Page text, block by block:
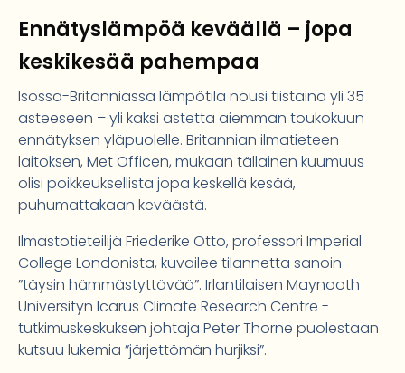
Ennätyslämpöä keväällä – jopa
keskikesää pahempaa
Isossa-Britanniassa lämpötila nousi tiistaina yli 35
asteeseen – yli kaksi astetta aiemman toukokuun
ennätyksen yläpuolelle. Britannian ilmatieteen
laitoksen, Met Officen, mukaan tällainen kuumuus
olisi poikkeuksellista jopa keskellä kesää,
puhumattakaan keväästä.
Ilmastotieteilijä Friederike Otto, professori Imperial
College Londonista, kuvailee tilannetta sanoin
”täysin hämmästyttävää”. Irlantilaisen Maynooth
Universityn Icarus Climate Research Centre -
tutkimuskeskuksen johtaja Peter Thorne puolestaan
kutsuu lukemia ”järjettömän hurjiksi”.